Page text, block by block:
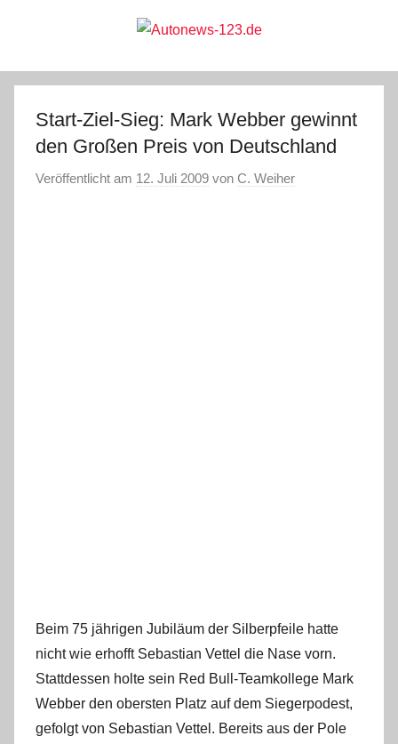
Autonews-
123.de
Start-Ziel-Sieg: Mark Webber gewinnt
den Großen Preis von Deutschland
Veröffentlicht am 12. Juli 2009 von C. Weiher
Beim 75 jährigen Jubiläum der Silberpfeile hatte
nicht wie erhofft Sebastian Vettel die Nase vorn.
Stattdessen holte sein Red Bull-Teamkollege Mark
Webber den obersten Platz auf dem Siegerpodest,
gefolgt von Sebastian Vettel. Bereits aus der Pole